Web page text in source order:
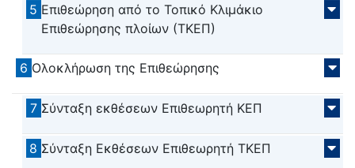
5 Επιθεώρηση από το Τοπικό Κλιμάκιο
Επιθεώρησης πλοίων (ΤΚΕΠ)
6 Ολοκλήρωση της Επιθεώρησης
7 Σύνταξη εκθέσεων Επιθεωρητή ΚΕΠ
8 Σύνταξη Εκθέσεων Επιθεωρητή ΤΚΕΠ